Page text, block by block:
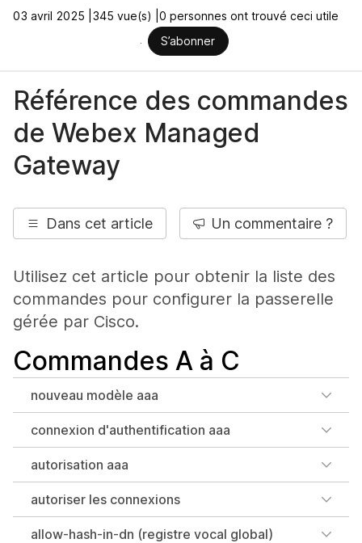
03 avril 2025 | 345 vue(s) | 0 personnes ont trouvé ceci utile
S’abonner
Référence des commandes
de Webex Managed
Gateway
Dans cet article Un commentaire ?
Utilisez cet article pour obtenir la liste des
commandes pour configurer la passerelle
gérée par Cisco.
Commandes A à C
nouveau modèle aaa
connexion d'authentification aaa
autorisation aaa
autoriser les connexions
allow-hash-in-dn (registre vocal global)